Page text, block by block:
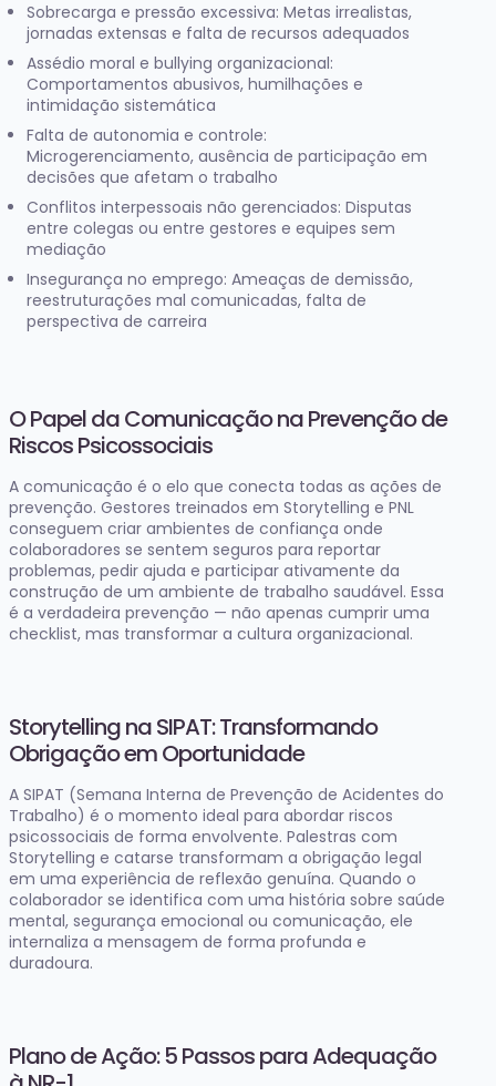
Sobrecarga e pressão excessiva: Metas irrealistas,
jornadas extensas e falta de recursos adequados
Assédio moral e bullying organizacional:
Comportamentos abusivos, humilhações e
intimidação sistemática
Falta de autonomia e controle:
Microgerenciamento, ausência de participação em
decisões que afetam o trabalho
Conflitos interpessoais não gerenciados: Disputas
entre colegas ou entre gestores e equipes sem
mediação
Insegurança no emprego: Ameaças de demissão,
reestruturações mal comunicadas, falta de
perspectiva de carreira
O Papel da Comunicação na Prevenção de
Riscos Psicossociais
A comunicação é o elo que conecta todas as ações de
prevenção. Gestores treinados em Storytelling e PNL
conseguem criar ambientes de confiança onde
colaboradores se sentem seguros para reportar
problemas, pedir ajuda e participar ativamente da
construção de um ambiente de trabalho saudável. Essa
é a verdadeira prevenção — não apenas cumprir uma
checklist, mas transformar a cultura organizacional.
Storytelling na SIPAT: Transformando
Obrigação em Oportunidade
A SIPAT (Semana Interna de Prevenção de Acidentes do
Trabalho) é o momento ideal para abordar riscos
psicossociais de forma envolvente. Palestras com
Storytelling e catarse transformam a obrigação legal
em uma experiência de reflexão genuína. Quando o
colaborador se identifica com uma história sobre saúde
mental, segurança emocional ou comunicação, ele
internaliza a mensagem de forma profunda e
duradoura.
Plano de Ação: 5 Passos para Adequação